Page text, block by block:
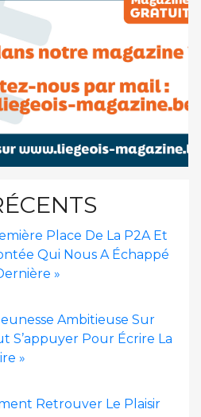
Place De La P2A Et
Qui Nous A Échappé
»
Ambitieuse Sur
S’appuyer Pour Écrire La
»
Retrouver Le Plaisir